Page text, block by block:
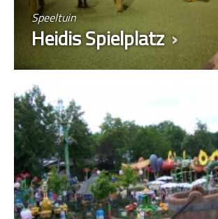
Speeltuin
Heidis Spielplatz